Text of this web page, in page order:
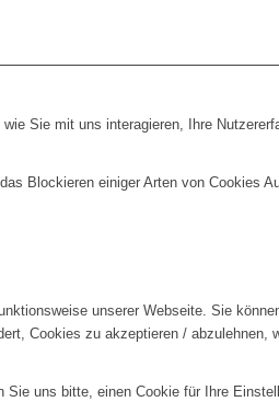
Sie mit uns interagieren, Ihre
Blockieren einiger Arten von Cookies
unserer Webseite. Sie
Cookies zu akzeptieren / abzulehnen,
uns bitte, einen Cookie für Ihre